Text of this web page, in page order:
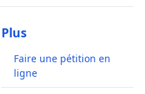
Plus
Faire une pétition en
ligne